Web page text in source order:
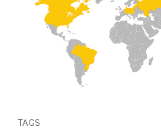
TAGS